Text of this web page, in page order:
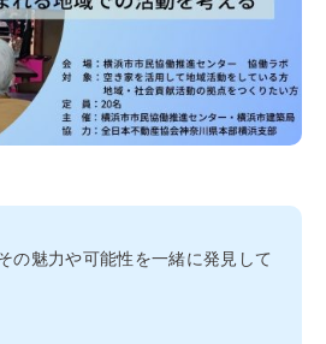
の魅力や可能性を一緒に発見して